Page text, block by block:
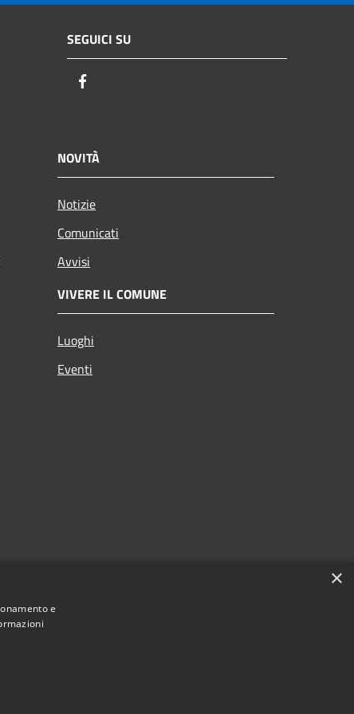
SEGUICI SU
NOVITÀ
Notizie
Comunicati
Avvisi
VIVERE IL COMUNE
Luoghi
Eventi
×
e